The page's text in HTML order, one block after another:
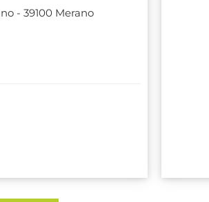
- 39100 Merano